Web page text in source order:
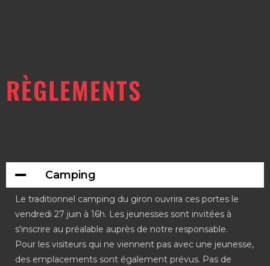
RÈGLEMENTS
Camping
Le traditionnel camping du giron ouvrira ces portes le
vendredi 27 juin à 16h. Les jeunesses sont invitées à
s'inscrire au préalable auprès de notre responsable.
Pour les visiteurs qui ne viennent pas avec une jeunesse,
des emplacements sont également prévus. Pas de